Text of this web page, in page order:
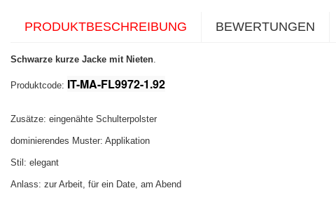
PRODUKTBESCHREIBUNG BEWERTUNGEN
Schwarze kurze Jacke mit Nieten.
Produktcode: IT-MA-FL9972-1.92
Zusätze: eingenähte Schulterpolster
dominierendes Muster: Applikation
Stil: elegant
Anlass: zur Arbeit, für ein Date, am Abend